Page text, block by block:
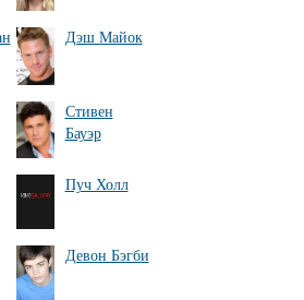
Дэш Майок
Стивен
Бауэр
Пуч Холл
Девон Бэгби